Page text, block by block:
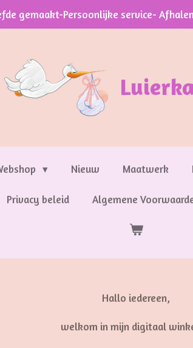
gemaakt-Persoonlijke service-
Nieuw Maatwerk
Privacy beleid Algemene
Hallo iedereen,
welkom in mijn digitaal